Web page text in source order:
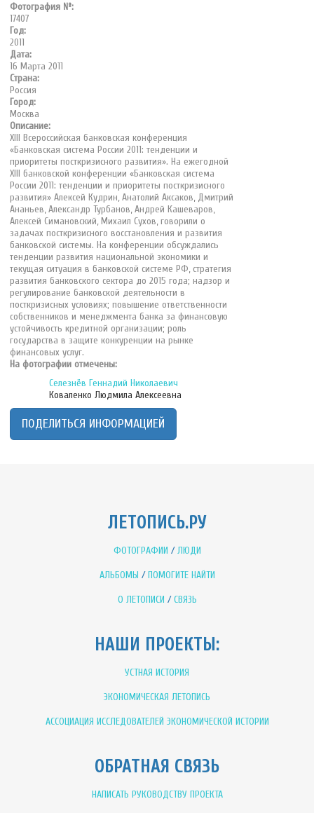
Фотография №:
17407
Год:
2011
Дата:
16 Марта 2011
Страна:
Россия
Город:
Москва
Описание:
XIII Всероссийская банковская конференция
«Банковская система России 2011: тенденции и
приоритеты посткризисного развития». На ежегодной
XIII банковской конференции «Банковская система
России 2011: тенденции и приоритеты посткризисного
развития» Алексей Кудрин, Анатолий Аксаков, Дмитрий
Ананьев, Александр Турбанов, Андрей Кашеваров,
Алексей Симановский, Михаил Сухов, говорили о
задачах посткризисного восстановления и развития
банковской системы. На конференции обсуждались
тенденции развития национальной экономики и
текущая ситуация в банковской системе РФ, стратегия
развития банковского сектора до 2015 года; надзор и
регулирование банковской деятельности в
посткризисных условиях; повышение ответственности
собственников и менеджмента банка за финансовую
устойчивость кредитной организации; роль
государства в защите конкуренции на рынке
финансовых услуг.
На фотографии отмечены:
Селезнёв Геннадий Николаевич
Коваленко Людмила Алексеевна
ПОДЕЛИТЬСЯ ИНФОРМАЦИЕЙ
ЛЕТОПИСЬ.РУ
ФОТОГРАФИИ /ЛЮДИ
АЛЬБОМЫ /ПОМОГИТЕ НАЙТИ
О ЛЕТОПИСИ /СВЯЗЬ
НАШИ ПРОЕКТЫ:
УСТНАЯ ИСТОРИЯ
ЭКОНОМИЧЕСКАЯ ЛЕТОПИСЬ
АССОЦИАЦИЯ ИССЛЕДОВАТЕЛЕЙ ЭКОНОМИЧЕСКОЙ ИСТОРИИ
ОБРАТНАЯ СВЯЗЬ
НАПИСАТЬ РУКОВОДСТВУ ПРОЕКТА